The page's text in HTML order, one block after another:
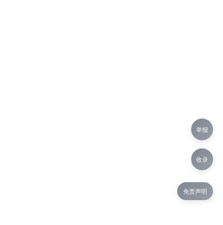
免责声明
举报
收录